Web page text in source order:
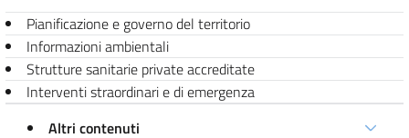
Pianificazione e governo del territorio
Informazioni ambientali
Strutture sanitarie private accreditate
Interventi straordinari e di emergenza
Altri contenuti